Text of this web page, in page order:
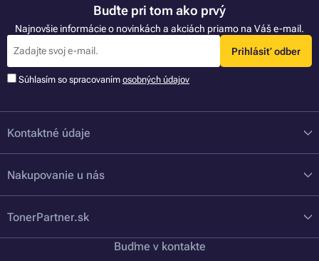
Buďte pri tom ako prvý
Najnovšie informácie o novinkách a akciách priamo na Váš e-mail.
Prihlásiť odber
Súhlasím so spracovaním osobných údajov
Kontaktné údaje
Nakupovanie u nás
TonerPartner.sk
Buďme v kontakte